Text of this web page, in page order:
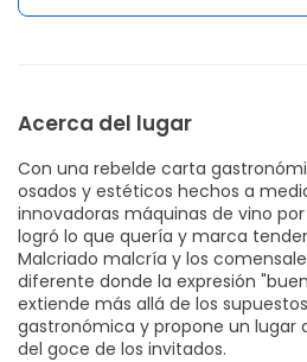
Acerca del lugar
Con una rebelde carta
osados y estéticos hechos a
innovadoras máquinas de vino
logró lo que quería y marca
Malcriado malcría y los
diferente donde la expresión
extiende más allá de los
gastronómica y propone un lugar
del goce de los invitados.